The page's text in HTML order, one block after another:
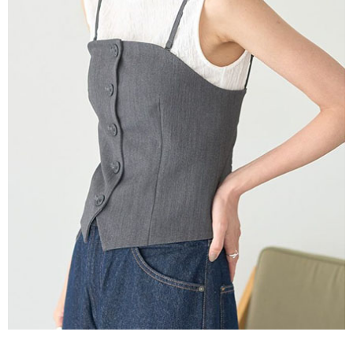
1.本服務係由「台灣大哥大股份有限公司」（以下簡稱本公司）所提供，讓
用戶於交易時，得透過本服務購買商品或服務，並由商店將買賣／分期付款
買賣價金債權讓與本公司後，依約使用本公司帳單繳交帳款。
2.基於同意付款使用「大哥付你分期」之契約關係目的，商店將以您的個人
資料（包含姓名、電話或地址）提供予台灣大哥大進項蒐集、處理及利用，
由本公司與您本人進行分期帳單所需資料之確認、核對及更正。
3.完整用戶服務條款，請詳閱以下連結：
https://oppay.tw/userRule
ATM／網路銀行／等多元方式進行付款，方視為交易完成。
※ 請注意：結帳手續完成當下不需立刻繳費，但若您需要取消訂單，請聯絡
購買商品的店家。未經商家同意取消之訂單仍視為有效，需透過AFTEE先享
後付繳納相關費用。
※ 交易是否成功請以「AFTEE先享後付 」之結帳頁面顯示為準，若有關於
是否繳費成功／繳費後需取消欲退款等相關疑問，請聯繫「AFTEE先享後付
https://netprotections.freshdesk.com/support/home
１．透過由恩沛科技股份有限公司提供之「AFTEE先享後付」服務完成之交
易，需依本服務之必要範圍內提供個人資料，並將交易相關給付款項請求債
權轉讓予恩沛科技股份有限公司。
２．關於個人資料處理事宜，請瀏覽以下網址：
https://aftee.tw/terms/#terms3
３．未成年的使用者請事先徵得法定代理人或監護人之同意方可使用
「AFTEE先享後付」，若未經同意申辦者引起之損失，本公司不負相關責
４．使用「AFTEE先享後付」時，將依據個別帳號之用戶狀況，依本公司即
時審查核予不同之上限額度；若仍有額度不足之情形，本公司將視審查結果
請求用戶進行身份認證。
５．嚴禁一人註冊多個帳號或使用他人資訊註冊。若發現惡意使用之情形，
恩沛科技股份有限公司將有權停止該用戶之使用額度並採取法律行動。
萊爾富取貨付款
每筆NT$60，滿NT$1,500(含以上)免運費
每筆NT$60，滿NT$1,500(含以上)免運費
每筆NT$60，滿NT$1,500(含以上)免運費
每筆NT$60，滿NT$1,500(含以上)免運費
每筆NT$90，滿NT$1,500(含以上)免運費